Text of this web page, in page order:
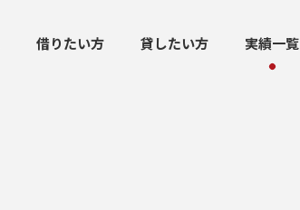
借りたい方 貸したい方 実績一覧